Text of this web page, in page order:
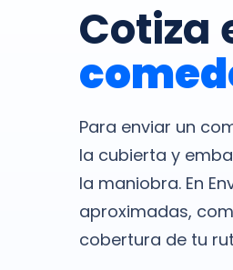
Cotiza
Para enviar un
la cubierta y
la maniobra. En
aproximadas,
cobertura de tu